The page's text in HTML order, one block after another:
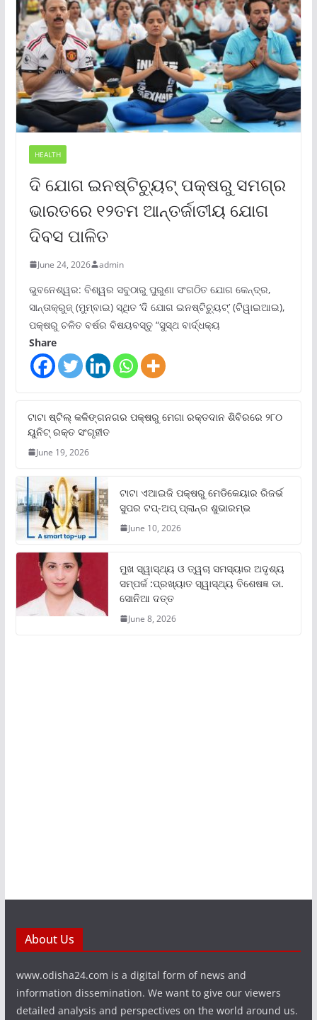
HEALTH
ଦି ଯୋଗ ଇନଷ୍ଟିଚ୍ୟୁଟ୍ ପକ୍ଷରୁ ସମଗ୍ର
ଭାରତରେ ୧୨ତମ ଆନ୍ତର୍ଜାତୀୟ ଯୋଗ
ଦିବସ ପାଳିତ
June 24, 2026 admin
ଭୁବନେଶ୍ୱର: ବିଶ୍ୱର ସବୁଠାରୁ ପୁରୁଣା ସଂଗଠିତ ଯୋଗ କେନ୍ଦ୍ର,
ସାନ୍ତାକ୍ରୁଜ୍ (ମୁମ୍ବାଇ) ସ୍ଥିତ ‘ଦି ଯୋଗ ଇନଷ୍ଟିଚ୍ୟୁଟ୍‌’ (ଟିୱାଇଆଇ),
ପକ୍ଷରୁ ଚଳିତ ବର୍ଷର ବିଷୟବସ୍ତୁ “ସୁସ୍ଥ ବାର୍ଦ୍ଧକ୍ୟ
Share
ଟାଟା ଷ୍ଟିଲ୍‌ କଳିଙ୍ଗନଗର ପକ୍ଷରୁ ମେଗା ରକ୍ତଦାନ ଶିବିରରେ ୨୮୦
ୟୁନିଟ୍‌ ରକ୍ତ ସଂଗୃହୀତ
June 19, 2026
ଟାଟା ଏଆଇଜି ପକ୍ଷରୁ ମେଡିକେୟାର ରିଜର୍ଭ
ସୁପର ଟପ୍‌-ଅପ୍ ପ୍ଲାନ୍‌ର ଶୁଭାରମ୍ଭ
June 10, 2026
ମୁଖ ସ୍ୱାସ୍ଥ୍ୟ ଓ ତ୍ୱଚା ସମସ୍ୟାର ଅଦୃଶ୍ୟ
ସମ୍ପର୍କ :ପ୍ରଖ୍ୟାତ ସ୍ୱାସ୍ଥ୍ୟ ବିଶେଷଜ୍ଞ ଡା.
ସୋନିଆ ଦତ୍ତ
June 8, 2026
About Us
www.odisha24.com is a digital form of news and
information dissemination. We want to give our viewers
detailed analysis and perspectives on the world around us.